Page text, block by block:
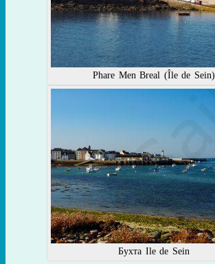
Phare Men Breal (Île de Sein)
Бухта Ile de Sein